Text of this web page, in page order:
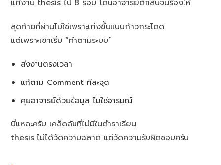
แก้งาน thesis ไป 8 รอบ โดนอาจารย์ตีกลับจนร้องไห้
สุดท้ายที่ผ่านไม่ใช่เพราะเก่งขึ้นแบบก้าวกระโดด
แต่เพราะเขาเริ่ม “ทำตามระบบ”
ส่งงานตรงเวลา
แก้ตาม Comment ทีละจุด
คุยอาจารย์ด้วยข้อมูล ไม่ใช่อารมณ์
นี่แหละครับ เคล็ดลับที่ไม่มีในตำราเรียน
thesis ไม่ได้วัดความฉลาด แต่วัดความรับผิดชอบครับ